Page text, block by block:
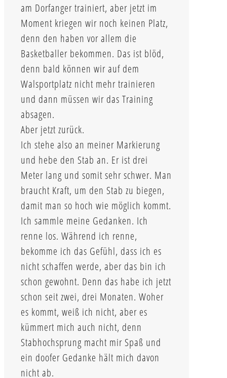
am Dorfanger trainiert, aber jetzt im
Moment kriegen wir noch keinen Platz,
denn den haben vor allem die
Basketballer bekommen. Das ist blöd,
denn bald können wir auf dem
Walsportplatz nicht mehr trainieren
und dann müssen wir das Training
absagen.
Aber jetzt zurück.
Ich stehe also an meiner Markierung
und hebe den Stab an. Er ist drei
Meter lang und somit sehr schwer. Man
braucht Kraft, um den Stab zu biegen,
damit man so hoch wie möglich kommt.
Ich sammle meine Gedanken. Ich
renne los. Während ich renne,
bekomme ich das Gefühl, dass ich es
nicht schaffen werde, aber das bin ich
schon gewohnt. Denn das habe ich jetzt
schon seit zwei, drei Monaten. Woher
es kommt, weiß ich nicht, aber es
kümmert mich auch nicht, denn
Stabhochsprung macht mir Spaß und
ein doofer Gedanke hält mich davon
nicht ab.